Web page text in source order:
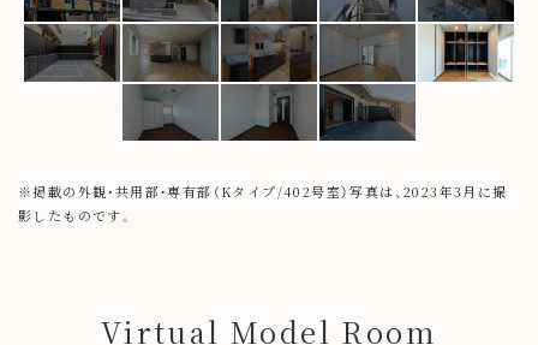
※掲載の外観・共用部・専有部（Kタイプ/402号室）写真は、2023年3月に撮
影したものです。
Virtual Model Room